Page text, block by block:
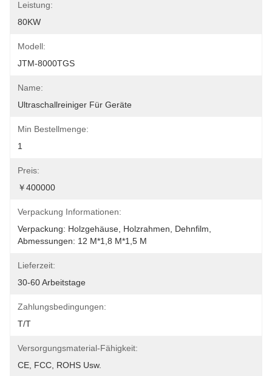
Leistung:
80KW
Modell:
JTM-8000TGS
Name:
Ultraschallreiniger Für Geräte
Min Bestellmenge:
1
Preis:
￥400000
Verpackung Informationen:
Verpackung: Holzgehäuse, Holzrahmen, Dehnfilm,
Abmessungen: 12 M*1,8 M*1,5 M
Lieferzeit:
30-60 Arbeitstage
Zahlungsbedingungen:
T/T
Versorgungsmaterial-Fähigkeit:
CE, FCC, ROHS Usw.